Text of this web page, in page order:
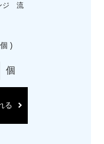
ジ 流
)
個
る